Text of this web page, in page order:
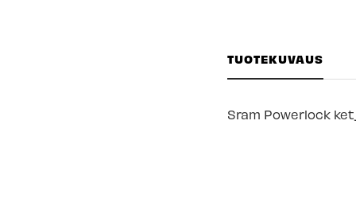
TUOTEKUVAUS
Sram Powerlock